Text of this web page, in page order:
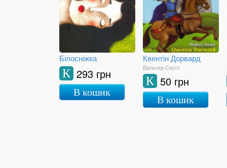
Білосніжка
293 грн
К
В кошик
Квентін Дорвард
Вальтер Скотт
50 грн
К
В кошик